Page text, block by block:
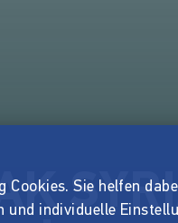
Cookies. Sie helfen
und individuelle